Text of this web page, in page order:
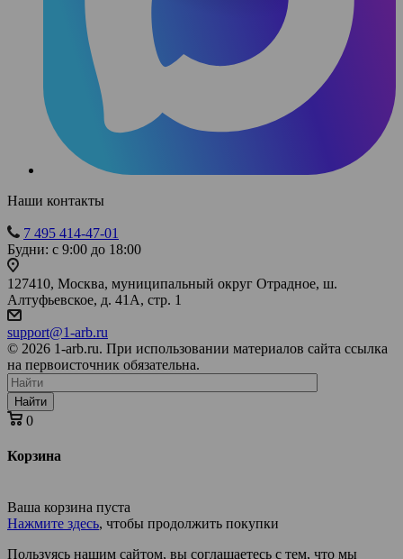
Наши контакты
7 495 414-47-01
Будни: с 9:00 до 18:00
127410, Москва, муниципальный округ Отрадное, ш.
Алтуфьевское, д. 41А, стр. 1
support@1-arb.ru
© 2026 1-arb.ru. При использовании материалов сайта ссылка
на первоисточник обязательна.
Найти
0
Корзина
Ваша корзина пуста
Нажмите здесь, чтобы продолжить покупки
Пользуясь нашим сайтом, вы соглашаетесь с тем, что мы